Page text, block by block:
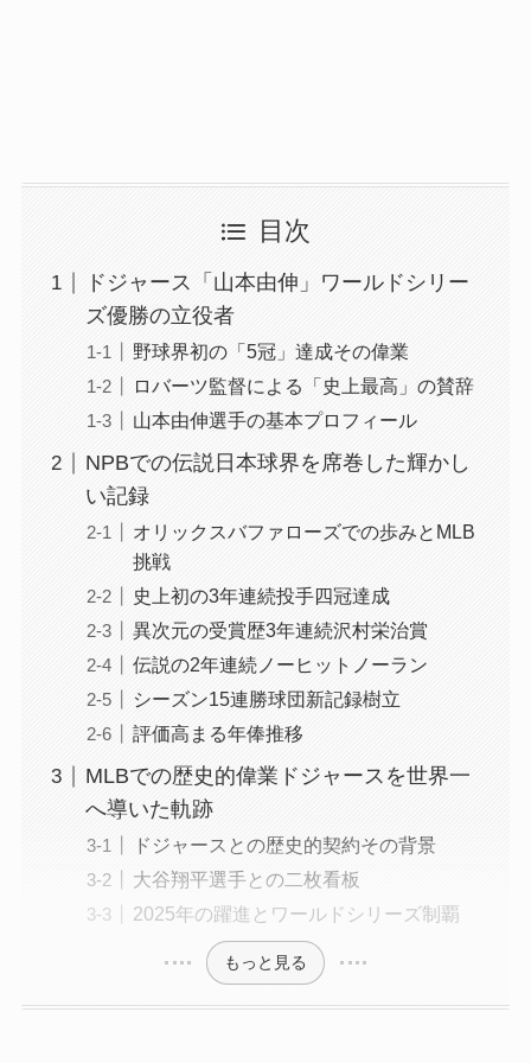
目次
ドジャース「山本由伸」ワールドシリー
ズ優勝の立役者
野球界初の「5冠」達成その偉業
ロバーツ監督による「史上最高」の賛辞
山本由伸選手の基本プロフィール
NPBでの伝説日本球界を席巻した輝かし
い記録
オリックスバファローズでの歩みとMLB
挑戦
史上初の3年連続投手四冠達成
異次元の受賞歴3年連続沢村栄治賞
伝説の2年連続ノーヒットノーラン
シーズン15連勝球団新記録樹立
評価高まる年俸推移
MLBでの歴史的偉業ドジャースを世界一
へ導いた軌跡
ドジャースとの歴史的契約その背景
大谷翔平選手との二枚看板
2025年の躍進とワールドシリーズ制覇
もっと見る